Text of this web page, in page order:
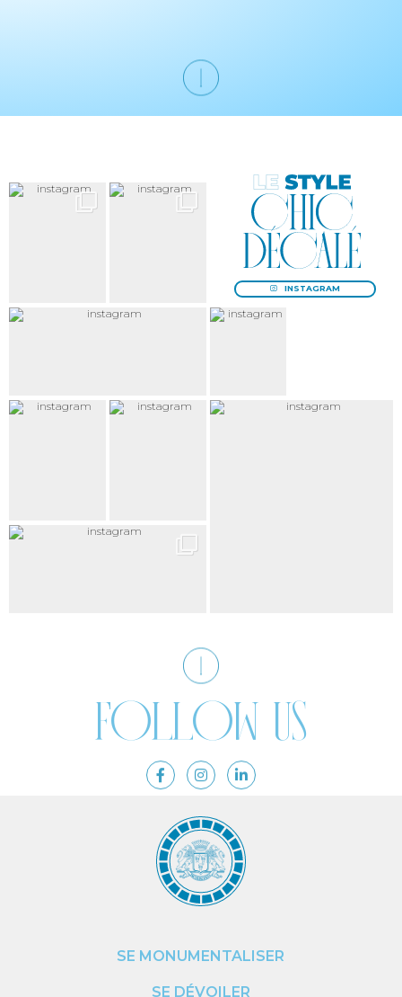
Le Style
chic
décalé
INSTAGRAM
Follow us
SE MONUMENTALISER
SE DÉVOILER